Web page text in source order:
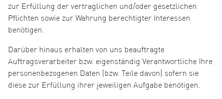
zur Erfüllung der vertraglichen und/oder gesetzlichen
Pflichten sowie zur Wahrung berechtigter Interessen
benötigen.
Darüber hinaus erhalten von uns beauftragte
Auftragsverarbeiter bzw. eigenständig Verantwortliche Ihre
personenbezogenen Daten (bzw. Teile davon) sofern sie
diese zur Erfüllung ihrer jeweiligen Aufgabe benötigen.